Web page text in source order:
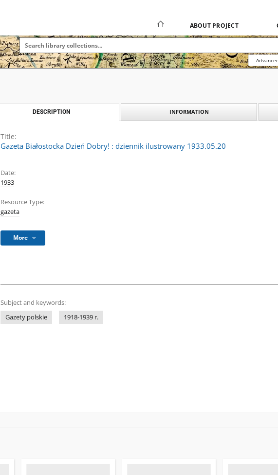
ABOUT PROJECT
DESCRIPTION INFORMATION
Title:
Gazeta Białostocka Dzień Dobry! : dziennik ilustrowany 1933.05.20
Date:
1933
Resource Type:
gazeta
More
Subject and keywords:
Gazety polskie
1918-1939 r.